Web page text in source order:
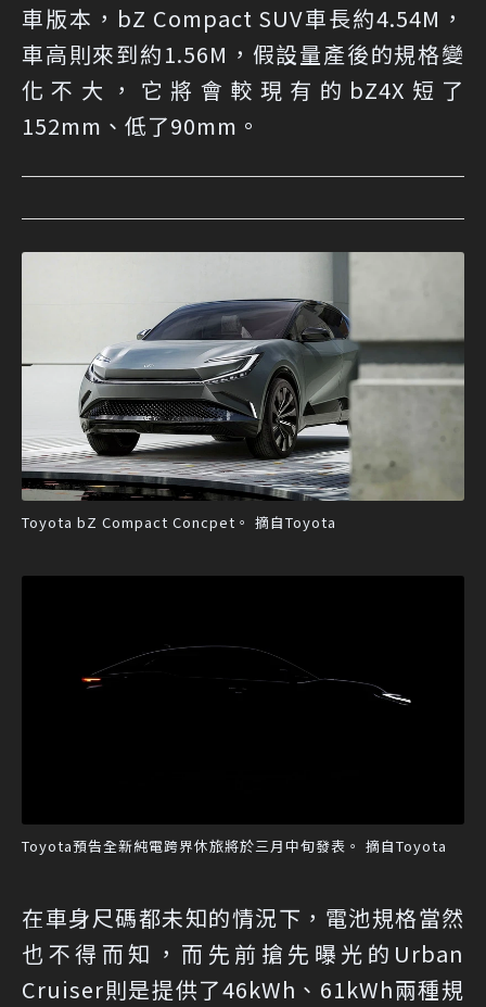
車版本，bZ Compact SUV車長約4.54M，
車高則來到約1.56M，假設量產後的規格變
化不大，它將會較現有的bZ4X短了
152mm、低了90mm。
Toyota bZ Compact Concpet。 摘自Toyota
Toyota預告全新純電跨界休旅將於三月中旬發表。 摘自Toyota
在車身尺碼都未知的情況下，電池規格當然
也不得而知，而先前搶先曝光的Urban
Cruiser則是提供了46kWh、61kWh兩種規